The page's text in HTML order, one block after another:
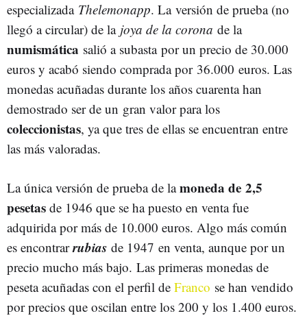
especializada Thelemonapp. La versión de prueba (no
llegó a circular) de la joya de la corona de la
numismática salió a subasta por un precio de 30.000
euros y acabó siendo comprada por 36.000 euros. Las
monedas acuñadas durante los años cuarenta han
demostrado ser de un gran valor para los
coleccionistas, ya que tres de ellas se encuentran entre
las más valoradas.
La única versión de prueba de lamoneda de 2,5
pesetas de 1946 que se ha puesto en venta fue
adquirida por más de 10.000 euros. Algo más común
es encontrarrubias de 1947 en venta, aunque por un
precio mucho más bajo. Las primeras monedas de
peseta acuñadas con el perfil de Franco se han vendido
por precios que oscilan entre los 200 y los 1.400 euros.